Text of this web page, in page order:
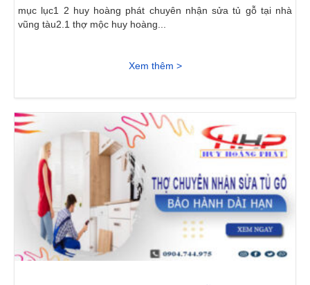
mục lục1 2 huy hoàng phát chuyên nhận sửa tủ gỗ tại nhà
vũng tàu2.1 thợ mộc huy hoàng...
Xem thêm >